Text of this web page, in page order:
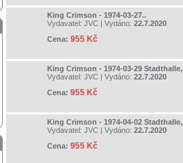
King Crimson - 1974-03-27..
Vydavatel: JVC | Vydáno: 22.7.2020
Cena: 955 Kč
King Crimson - 1974-03-29
Vydavatel: JVC | Vydáno: 22.7.2020
Cena: 955 Kč
King Crimson - 1974-04-02
Vydavatel: JVC | Vydáno: 22.7.2020
Cena: 955 Kč